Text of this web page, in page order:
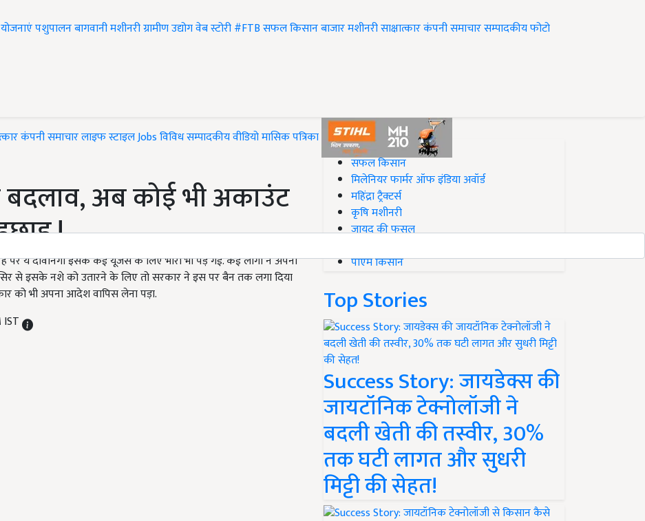
पशुपालनबागवानीमशीनरीग्रामीण उद्योगवेब स्टोरी#FTBसफल किसानबाजारमशीनरीसाक्षात्कारकंपनी समाचारसम्पादकीयफोटो
कंपनी समाचारलाइफ स्टाइलJobsविविधसम्पादकीयवीडियोमासिक पत्रिका
अब कोई भी अकाउंट
!
ये दीवानगी इसके कई यूजर्स के लिए भारी भी पड़ गई. कई लोगों ने अपनी
सिर से इसके नशे को उतारने के लिए तो सरकार ने इस पर बैन तक लगा दिया
को भी अपना आदेश वापिस लेना पड़ा.
IST
#Top on Krishi Jagran
सफल किसान
मिलेनियर फार्मर ऑफ इंडिया अवॉर्ड
महिंद्रा ट्रैक्टर्स
कृषि मशीनरी
जायद की फसल
पीएम किसान
Top Stories
Success Story: जायडेक्स की
जायटॉनिक टेक्नोलॉजी ने
बदली खेती की तस्वीर, 30%
तक घटी लागत और सुधरी
मिट्टी की सेहत!